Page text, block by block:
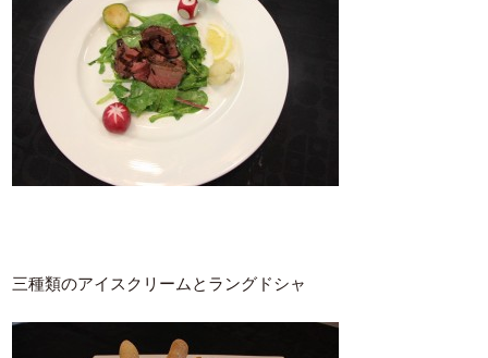
三種類のアイスクリームとラングドシャ